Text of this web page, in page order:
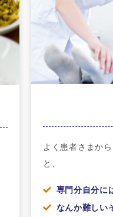
よく患者さまか
と、
専門分自分に
なんか難しい